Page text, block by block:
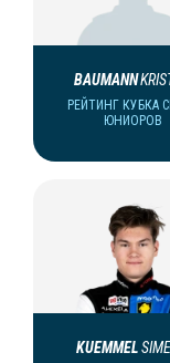
BAUMANN
РЕЙТИНГ КУБКА
ЮНИОРОВ
KUEMMEL